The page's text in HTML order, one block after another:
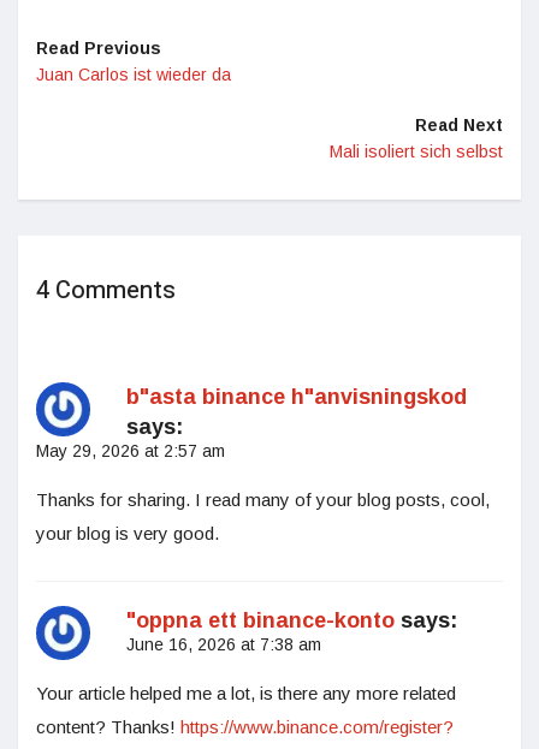
Read Previous
Juan Carlos ist wieder da
Read Next
Mali isoliert sich selbst
4 Comments
b"asta binance h"anvisningskod
says:
May 29, 2026 at 2:57 am
Thanks for sharing. I read many of your blog posts, cool,
your blog is very good.
"oppna ett binance-konto says:
June 16, 2026 at 7:38 am
Your article helped me a lot, is there any more related
content? Thanks! https://www.binance.com/register?